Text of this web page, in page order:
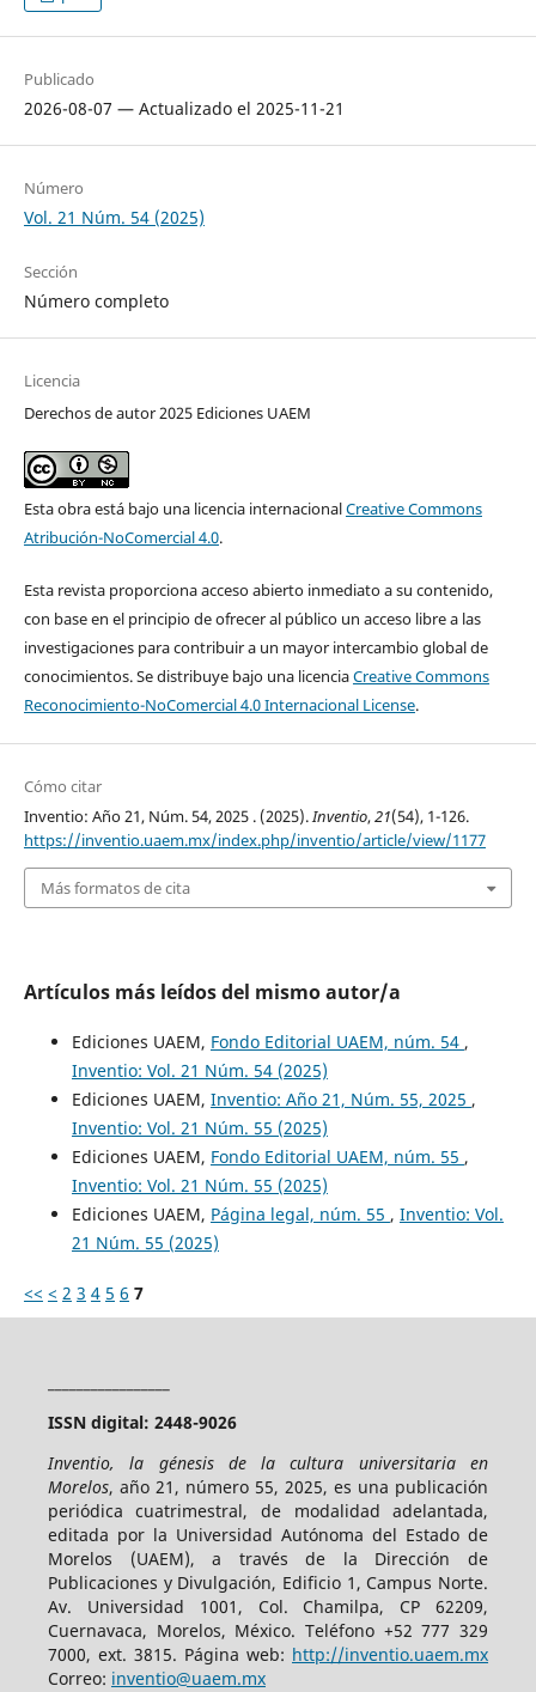
Publicado
2026-08-07 — Actualizado el 2025-11-21
Número
Vol. 21 Núm. 54 (2025)
Sección
Número completo
Licencia
Derechos de autor 2025 Ediciones UAEM
Esta obra está bajo una licencia internacionalCreative Commons
Atribución-NoComercial 4.0.
Esta revista proporciona acceso abierto inmediato a su contenido,
con base en el principio de ofrecer al público un acceso libre a las
investigaciones para contribuir a un mayor intercambio global de
conocimientos. Se distribuye bajo una licenciaCreative Commons
Reconocimiento-NoComercial 4.0 Internacional License.
Cómo citar
Inventio: Año 21, Núm. 54, 2025 . (2025).Inventio,21(54), 1-126.
https://inventio.uaem.mx/index.php/inventio/article/view/1177
Más formatos de cita
Artículos más leídos del mismo autor/a
Ediciones UAEM, Fondo Editorial UAEM, núm. 54 ,
Inventio: Vol. 21 Núm. 54 (2025)
Ediciones UAEM, Inventio: Año 21, Núm. 55, 2025 ,
Inventio: Vol. 21 Núm. 55 (2025)
Ediciones UAEM, Fondo Editorial UAEM, núm. 55 ,
Inventio: Vol. 21 Núm. 55 (2025)
Ediciones UAEM, Página legal, núm. 55 , Inventio: Vol.
21 Núm. 55 (2025)
<< < 2 3 4 5 6 7
ISSN digital: 2448-9026
Inventio, la génesis de la cultura universitaria en
Morelos, año 21, número 55, 2025, es una publicación
periódica cuatrimestral, de modalidad adelantada,
editada por la Universidad Autónoma del Estado de
Morelos (UAEM), a través de la Dirección de
Publicaciones y Divulgación, Edificio 1, Campus Norte.
Av. Universidad 1001, Col. Chamilpa, CP 62209,
Cuernavaca, Morelos, México. Teléfono +52 777 329
7000, ext. 3815. Página web: http://inventio.uaem.mx
Correo: inventio@uaem.mx